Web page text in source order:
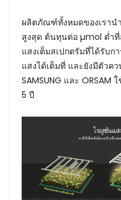
ผลิตภัณฑ์ทั้งหมดของเราน
สูงสุด ต้นทุนต่อ µmol ต่ำที่
แสงเต็มสเปกตรัมที่ได้รับก
แสงได้เต็มที่ และยังมีตัวค
SAMSUNG และ ORSAM
5 ปี